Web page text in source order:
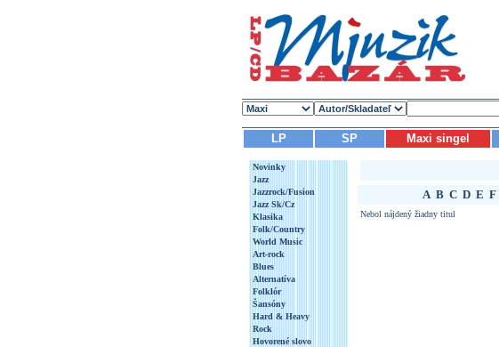
LP SP Maxi singel
Novinky
Jazz
Jazzrock/Fusion
Jazz Sk/Cz
Klasika
Folk/Country
World Music
Art-rock
Blues
Alternatíva
Folklór
Šansóny
Hard & Heavy
Rock
Hovorené slovo
A B C D E F
Nebol nájdený žiadny titul